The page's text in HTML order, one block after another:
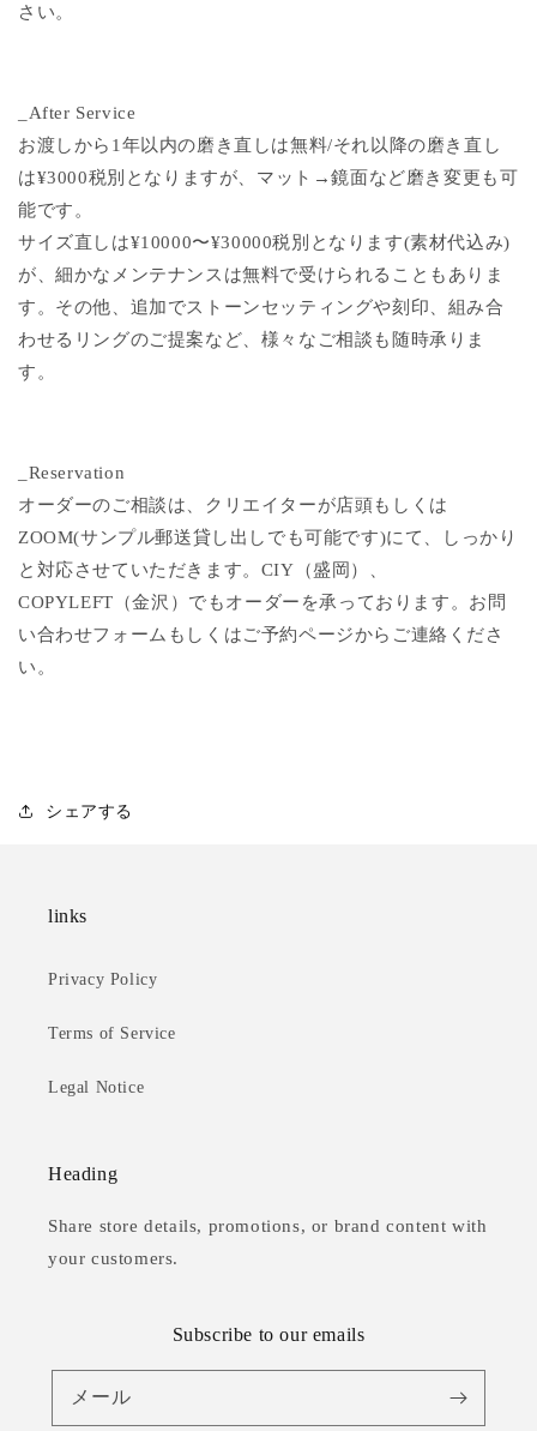
さい。
_After Service
お渡しから1年以内の磨き直しは無料/それ以降の磨き直し
は¥3000税別となりますが、マット→鏡面など磨き変更も可
能です。
サイズ直しは¥10000〜¥30000税別となります(素材代込み)
が、細かなメンテナンスは無料で受けられることもありま
す。その他、追加でストーンセッティングや刻印、組み合
わせるリングのご提案など、様々なご相談も随時承りま
す。
_Reservation
オーダーのご相談は、クリエイターが店頭もしくは
ZOOM(サンプル郵送貸し出しでも可能です)にて、しっかり
と対応させていただきます。CIY（盛岡）、
COPYLEFT（金沢）でもオーダーを承っております。お問
い合わせフォームもしくはご予約ページからご連絡くださ
い。
シェアする
links
Privacy Policy
Terms of Service
Legal Notice
Heading
Share store details, promotions, or brand content with
your customers.
Subscribe to our emails
メール